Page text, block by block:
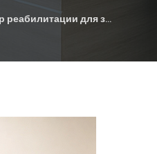
Центр реабилитации для зависимых в Тернополе